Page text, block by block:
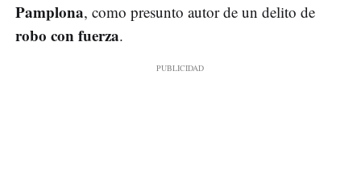
Pamplona, como presunto autor de un delito de
robo con fuerza.